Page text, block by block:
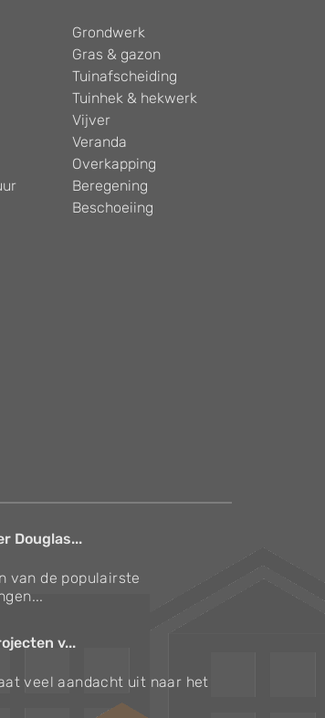
Grondwerk
Gras & gazon
Tuinafscheiding
Tuinhek & hekwerk
Vijver
Veranda
Overkapping
Beregening
Beschoeiing
Douglas...
van de populairste
v...
veel aandacht uit naar het